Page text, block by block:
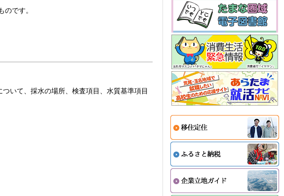
です。
いて、採水の場所、検査項目、水質基準項目